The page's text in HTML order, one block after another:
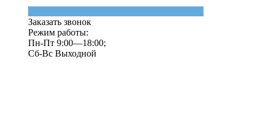
Заказать звонок
Режим работы:
Пн-Пт 9:00—18:00;
Сб-Вс Выходной